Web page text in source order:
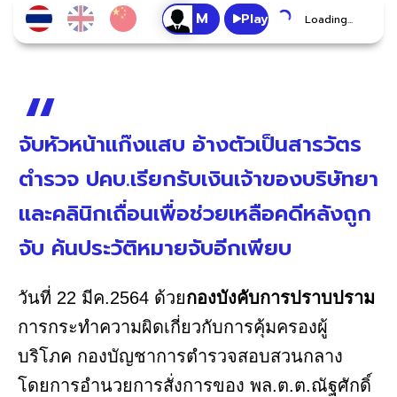
Play Loading...
จับหัวหน้าแก๊งแสบ อ้างตัวเป็นสารวัตร
ตำรวจ ปคบ.เรียกรับเงินเจ้าของบริษัทยา
และคลินิกเถื่อนเพื่อช่วยเหลือคดีหลังถูก
จับ ค้นประวัติหมายจับอีกเพียบ
วันที่ 22 มีค.2564 ด้วยกองบังคับการปราบปราม
การกระทำความผิดเกี่ยวกับการคุ้มครองผู้
บริโภค กองบัญชาการตำรวจสอบสวนกลาง
โดยการอำนวยการสั่งการของ พล.ต.ต.ณัฐศักดิ์